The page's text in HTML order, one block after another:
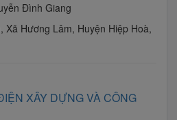
Đình Giang
Xã Hương Lâm, Huyện Hiệp Hoà,
XÂY DỰNG VÀ CÔNG